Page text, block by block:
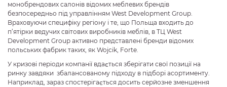
монобрендових салонів відомих меблевих брендів
безпосередньо під управлінням West Development Group.
Враховуючи специфіку регіону і те, що Польща входить до
п’ятірки ведучих світових виробників меблів, в ТЦ West
Development Group активно представлені бренди відомих
польських фабрик таких, як Wojcik, Forte.
У кризові періоди компанії вдається зберігати свої позиції на
ринку завдяки збалансованому підходу в підборі асортименту.
Наприклад, зараз спостерігається досить серйозне зменшення